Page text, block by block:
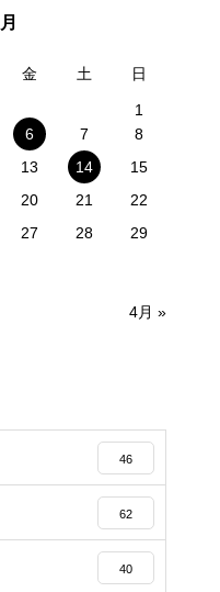
金 土 日
1
6 7
8
13 14
15
20 21
22
27 28
29
4月 »
46
62
40